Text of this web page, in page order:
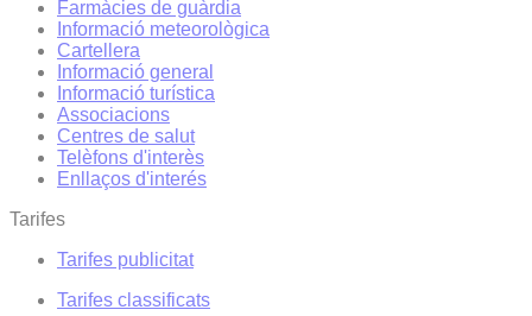
Farmàcies de guàrdia
Informació meteorològica
Cartellera
Informació general
Informació turística
Associacions
Centres de salut
Telèfons d'interès
Enllaços d'interés
Tarifes
Tarifes publicitat
Tarifes classificats